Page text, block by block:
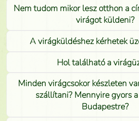
Nem tudom mikor lesz otthon a
virágot küldeni?
A virágküldéshez kérhetek
Hol található a
Minden virágcsokor készleten
szállítani? Mennyire gyors
Budapestre?